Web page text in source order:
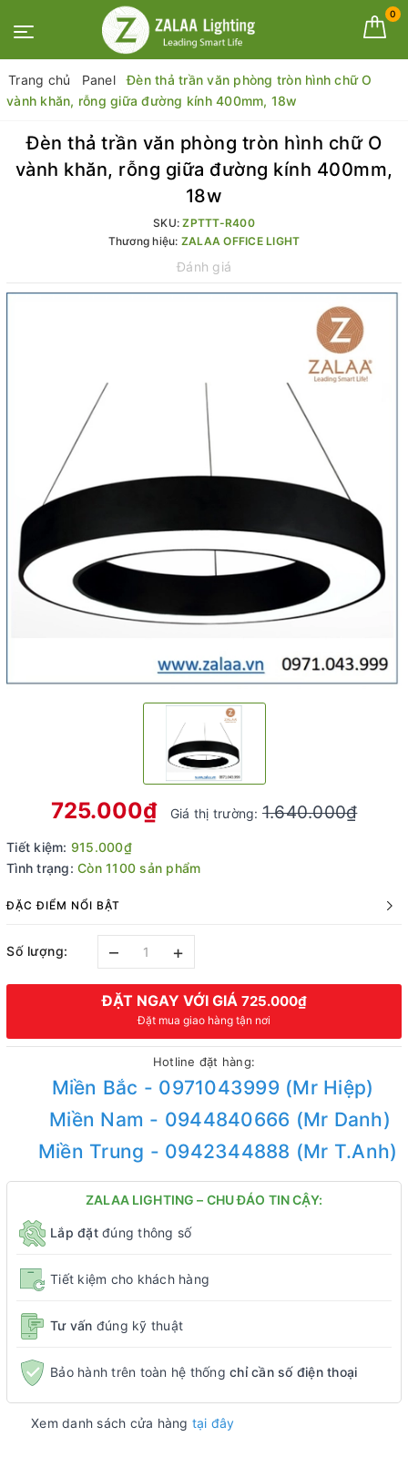
0
Trang chủ Panel
Đèn thả trần văn phòng tròn hình chữ O
vành khăn, rỗng giữa đường kính 400mm, 18w
Đèn thả trần văn phòng tròn hình chữ O
vành khăn, rỗng giữa đường kính 400mm,
18w
SKU:ZPTTT-R400
Thương hiệu: ZALAA OFFICE LIGHT
Đánh giá
725.000₫ Giá thị trường:1.640.000₫
Tiết kiệm: 915.000₫
Tình trạng: Còn 1100 sản phẩm
ĐẶC ĐIỂM NỔI BẬT
Số lượng: – +
ĐẶT NGAY VỚI GIÁ 725.000₫
Đặt mua giao hàng tận nơi
Hotline đặt hàng:
Miền Bắc - 0971043999 (Mr Hiệp)
Miền Nam - 0944840666 (Mr Danh)
Miền Trung - 0942344888 (Mr T.Anh)
ZALAA LIGHTING – CHU ĐÁO TIN CẬY:
Lắp đặtđúng thông số
Tiết kiệm cho khách hàng
Tư vấn đúng kỹ thuật
Bảo hành trên toàn hệ thống chỉ cần số điện thoại
Xem danh sách cửa hàng tại đây